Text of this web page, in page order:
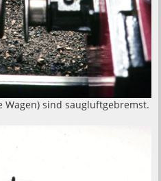
Wagen) sind saugluftgebremst.